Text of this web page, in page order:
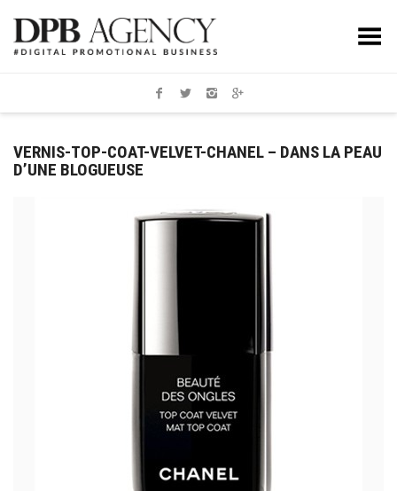
Toggle Menu
VERNIS-TOP-COAT-VELVET-CHANEL – DANS LA PEAU
D’UNE BLOGUEUSE